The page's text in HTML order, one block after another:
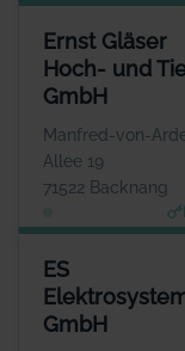
Ernst Gläser
Hoch- und
GmbH
Manfred-von-
Allee 19
71522 Backnang
ERNST GLÄSER
ES
GmbH
ES
Herr Espen